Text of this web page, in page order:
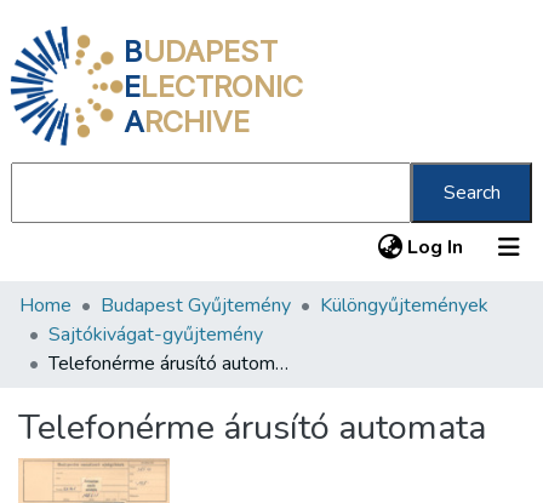
BUDAPEST
ELECTRONIC
ARCHIVE
Search
Log In (current)
Communities & Collections
All of DSpace
About us
Home Budapest Gyűjtemény
Különgyűjtemények
Sajtókivágat-gyűjtemény
Telefonérme árusító automata
Telefonérme árusító automata